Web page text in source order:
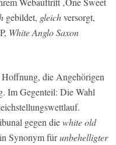
gebildet, gleichversorgt,
White Anglo Saxon
die Angehörigen
Im Gegenteil: Die Wahl
gegen diewhite old
Synonym fürunbehelligter